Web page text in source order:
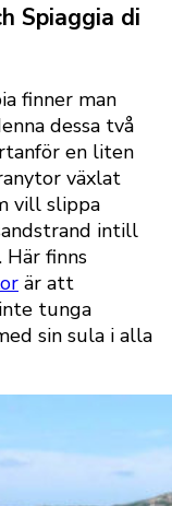
Spiaggia di
finner man
dessa två
en liten
växlat
vill slippa
intill
Här finns
är att
tunga
sin sula i alla